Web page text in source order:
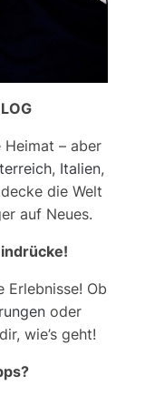
Heimat – aber
, Italien,
die Welt
auf Neues.
Erlebnisse! Ob
oder
wie’s geht!